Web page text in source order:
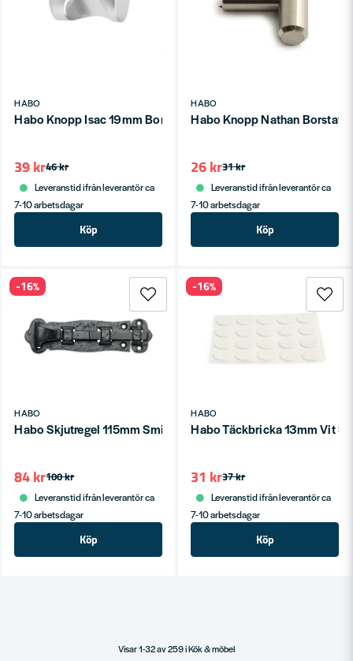
HABO
Habo Knopp Isac 19mm Borstad krom SB
46 kr
39 kr
Leveranstid ifrån leverantör ca
7-10 arbetsdagar
Köp
HABO
Habo Knopp Nathan Borstat
31 kr
26 kr
Leveranstid ifrån leverantör ca
7-10 arbetsdagar
Köp
HABO
Habo Skjutregel 115mm Smide SB
100 kr
84 kr
Leveranstid ifrån leverantör ca
7-10 arbetsdagar
Köp
-16%
HABO
Habo Täckbricka 13mm Vit
37 kr
31 kr
Leveranstid ifrån leverantör ca
7-10 arbetsdagar
Köp
-16%
Visar 1-32 av 259 i Kök & möbel